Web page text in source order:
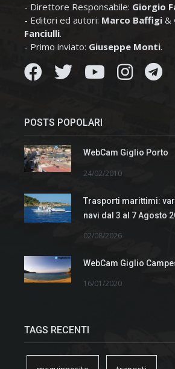
- Direttore Responsabile: Giorgio
- Editori ed autori: Marco Baffigi &
Fanciulli.
- Primo inviato: Giuseppe Monti.
POSTS POPOLARI
WebCam Giglio Porto
24/02/2010
Trasporti marittimi:
navi dal 3 al 7 Agosto
02/08/2026
WebCam Giglio
16/01/2020
TAGS RECENTI